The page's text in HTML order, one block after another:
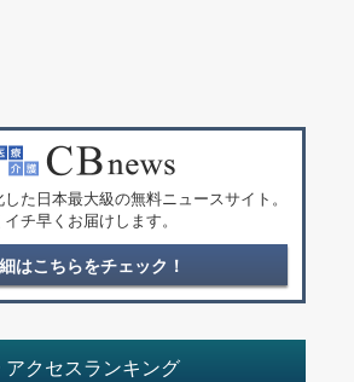
た日本最大級の無料ニュースサイト。
チ早くお届けします。
はこちらをチェック！
アクセスランキング